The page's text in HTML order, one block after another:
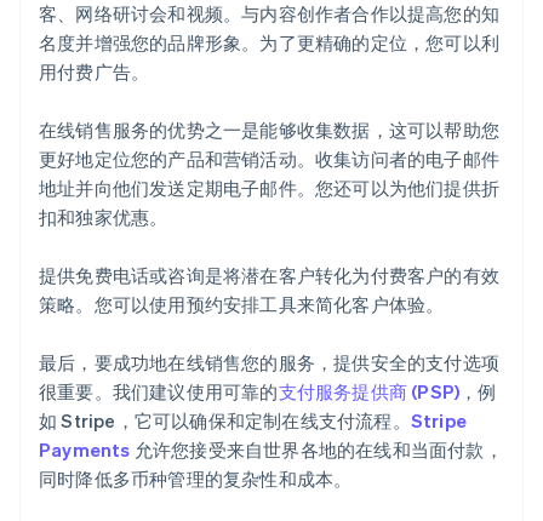
客、网络研讨会和视频。与内容创作者合作以提高您的知
名度并增强您的品牌形象。为了更精确的定位，您可以利
用付费广告。
在线销售服务的优势之一是能够收集数据，这可以帮助您
更好地定位您的产品和营销活动。收集访问者的电子邮件
地址并向他们发送定期电子邮件。您还可以为他们提供折
扣和独家优惠。
提供免费电话或咨询是将潜在客户转化为付费客户的有效
策略。您可以使用预约安排工具来简化客户体验。
最后，要成功地在线销售您的服务，提供安全的支付选项
很重要。我们建议使用可靠的支付服务提供商 (PSP) ，例
如 Stripe，它可以确保和定制在线支付流程。 Stripe
Payments 允许您接受来自世界各地的在线和当面付款，
同时降低多币种管理的复杂性和成本。
阿联酋
English
English
爱沙尼亚
奥地利
Deutsch English
澳大利亚
English
巴西
PortuguêsEnglish